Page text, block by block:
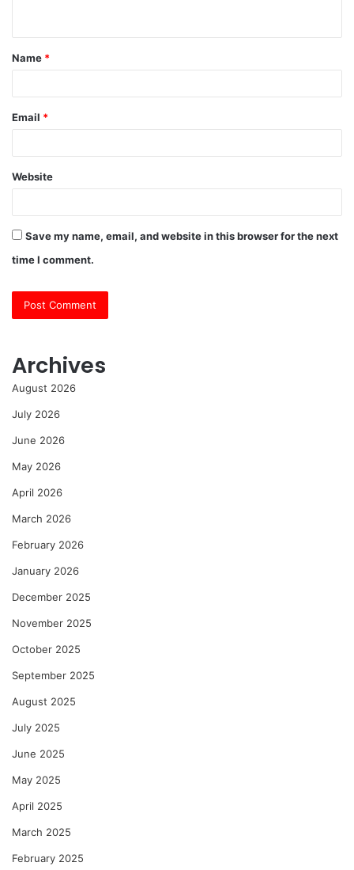
t
*
Name *
Email *
Website
Save my name, email, and website in this browser for the next
time I comment.
Archives
August 2026
July 2026
June 2026
May 2026
April 2026
March 2026
February 2026
January 2026
December 2025
November 2025
October 2025
September 2025
August 2025
July 2025
June 2025
May 2025
April 2025
March 2025
February 2025